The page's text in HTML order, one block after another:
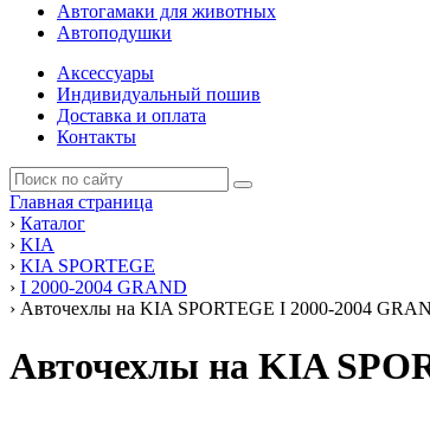
Автогамаки для животных
Автоподушки
Аксессуары
Индивидуальный пошив
Доставка и оплата
Контакты
Главная страница
› Каталог
› KIA
› KIA SPORTEGE
› I 2000-2004 GRAND
› Авточехлы на KIA SPORTEGE I 2000-2004
Авточехлы на KIA